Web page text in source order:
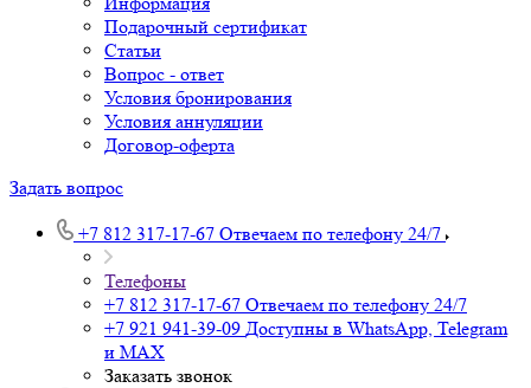
Подарочный сертификат
Статьи
Вопрос - ответ
Условия бронирования
Условия аннуляции
Договор-оферта
Задать вопрос
+7 812 317-17-67 Отвечаем по телефону 24/7
Телефоны
+7 812 317-17-67 Отвечаем по телефону 24/7
+7 921 941-39-09 Доступны в WhatsApp, Telegram
и MAX
Заказать звонок